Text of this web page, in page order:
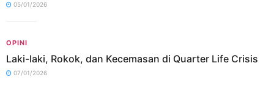
05/01/2026
OPINI
Laki-laki, Rokok, dan Kecemasan di Quarter Life Crisis
07/01/2026